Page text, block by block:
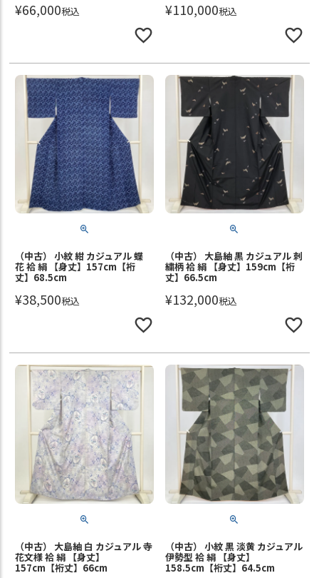
¥66,000税込 ¥110,000税込
（中古） 小紋 紺 カジュアル 蝶
花 袷 絹 【身丈】157cm【裄
丈】68.5cm
¥38,500税込
（中古） 大島紬 黒 カジュアル 刺
繍柄 袷 絹 【身丈】159cm【裄
丈】66.5cm
¥132,000税込
（中古） 大島紬 白 カジュアル 寺
花文様 袷 絹 【身丈】
157cm【裄丈】66cm
（中古） 小紋 黒 淡黄 カジュアル
伊勢型 袷 絹 【身丈】
158.5cm【裄丈】64.5cm